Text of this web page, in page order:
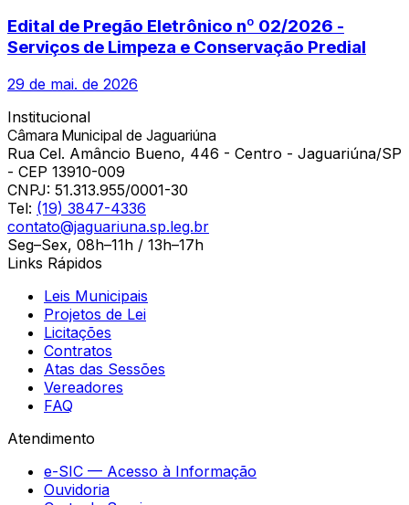
Edital de Pregão Eletrônico nº 02/2026 -
Serviços de Limpeza e Conservação Predial
29 de mai. de 2026
Institucional
Câmara Municipal de Jaguariúna
Rua Cel. Amâncio Bueno, 446 - Centro - Jaguariúna/SP
- CEP 13910-009
CNPJ: 51.313.955/0001-30
Tel: (19) 3847-4336
contato@jaguariuna.sp.leg.br
Seg–Sex, 08h–11h / 13h–17h
Links Rápidos
Leis Municipais
Projetos de Lei
Licitações
Contratos
Atas das Sessões
Vereadores
FAQ
Atendimento
e-SIC — Acesso à Informação
Ouvidoria